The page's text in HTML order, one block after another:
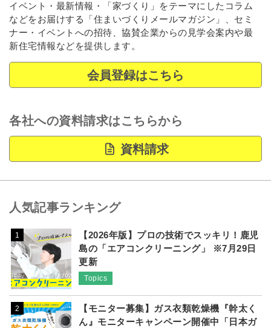
イベント・最新情報・「家づくり」をテーマにしたコラム
などをお届けする「住まいづくりメールマガジン」、セミ
ナー・イベントへの招待、協賛企業からの見学会案内や最
新住宅情報などを提供します。
会員登録はこちら
各社への資料請求はこちらから
資料請求
人気記事ランキング
1
【2026年版】プロの技術でスッキリ！鹿児
島の「エアコンクリーニング」 ※7月29日
更新
Topics
2
【モニター募集】ガス衣類乾燥機『幹太く
ん』モニターキャンペーン開催中「日本ガ